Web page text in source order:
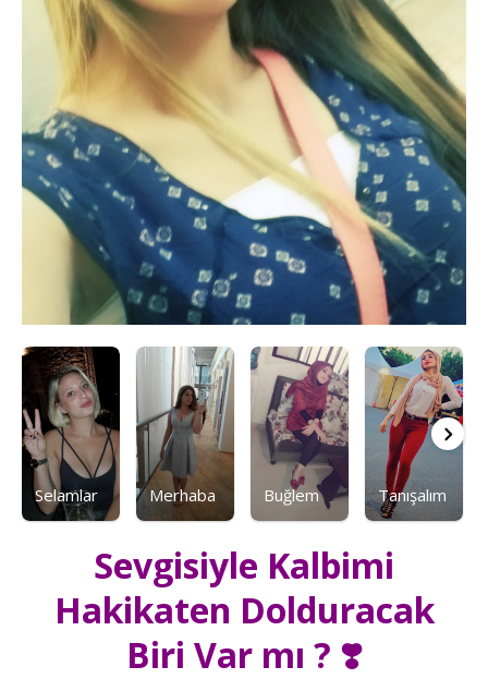
Selamlar Merhaba Buğlem Tanışalım
Sevgisiyle Kalbimi
Hakikaten Dolduracak
Biri Var mı ? ❣️